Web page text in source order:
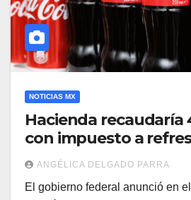
NOTICIAS MX
Hacienda recaudaría
con impuesto a
ANGÉLICA DELGADO PARRA
El gobierno federal anunció en